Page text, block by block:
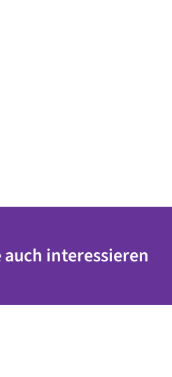
auch interessieren